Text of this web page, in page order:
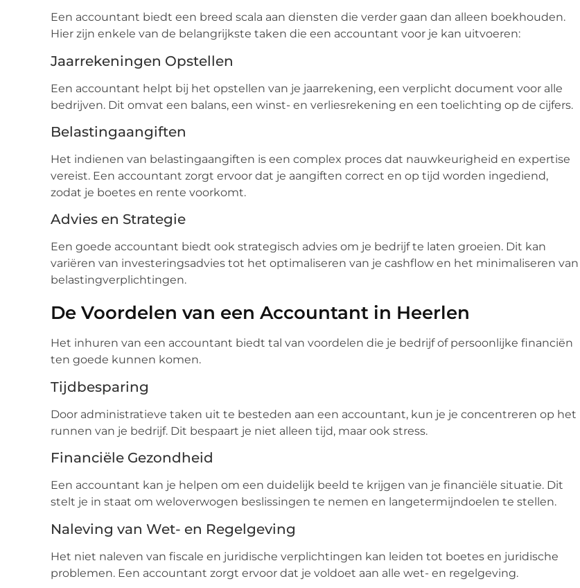
Een accountant biedt een breed scala aan diensten die verder gaan dan alleen boekhouden.
Hier zijn enkele van de belangrijkste taken die een accountant voor je kan uitvoeren:
Jaarrekeningen Opstellen
Een accountant helpt bij het opstellen van je jaarrekening, een verplicht document voor alle
bedrijven. Dit omvat een balans, een winst- en verliesrekening en een toelichting op de cijfers.
Belastingaangiften
Het indienen van belastingaangiften is een complex proces dat nauwkeurigheid en expertise
vereist. Een accountant zorgt ervoor dat je aangiften correct en op tijd worden ingediend,
zodat je boetes en rente voorkomt.
Advies en Strategie
Een goede accountant biedt ook strategisch advies om je bedrijf te laten groeien. Dit kan
variëren van investeringsadvies tot het optimaliseren van je cashflow en het minimaliseren van
belastingverplichtingen.
De Voordelen van een Accountant in Heerlen
Het inhuren van een accountant biedt tal van voordelen die je bedrijf of persoonlijke financiën
ten goede kunnen komen.
Tijdbesparing
Door administratieve taken uit te besteden aan een accountant, kun je je concentreren op het
runnen van je bedrijf. Dit bespaart je niet alleen tijd, maar ook stress.
Financiële Gezondheid
Een accountant kan je helpen om een duidelijk beeld te krijgen van je financiële situatie. Dit
stelt je in staat om weloverwogen beslissingen te nemen en langetermijndoelen te stellen.
Naleving van Wet- en Regelgeving
Het niet naleven van fiscale en juridische verplichtingen kan leiden tot boetes en juridische
problemen. Een accountant zorgt ervoor dat je voldoet aan alle wet- en regelgeving.